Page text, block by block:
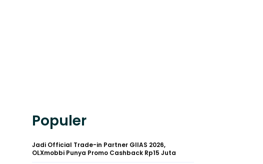
Populer
Jadi Official Trade-in Partner GIIAS 2026,
OLXmobbi Punya Promo Cashback Rp15 Juta